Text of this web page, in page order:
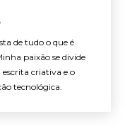
de tudo o que é
paixão se divide
criativa e o
tecnológica.